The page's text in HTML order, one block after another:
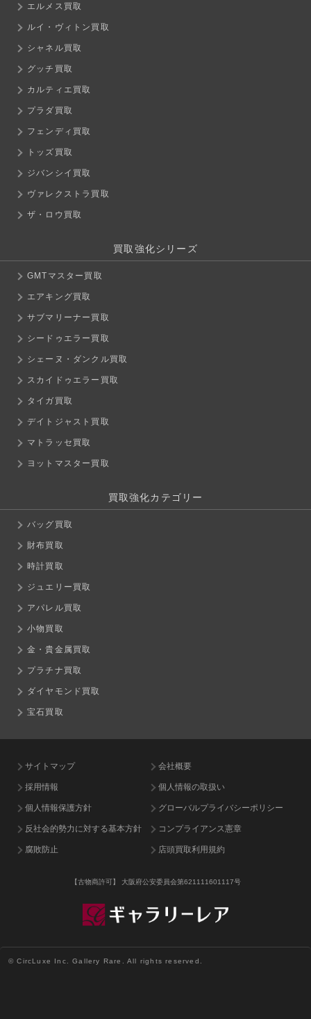
エルメス買取
ルイ・ヴィトン買取
シャネル買取
グッチ買取
カルティエ買取
プラダ買取
フェンディ買取
トッズ買取
ジバンシイ買取
ヴァレクストラ買取
ザ・ロウ買取
買取強化シリーズ
GMTマスター買取
エアキング買取
サブマリーナー買取
シードゥエラー買取
シェーヌ・ダンクル買取
スカイドゥエラー買取
タイガ買取
デイトジャスト買取
マトラッセ買取
ヨットマスター買取
買取強化カテゴリー
バッグ買取
財布買取
時計買取
ジュエリー買取
アパレル買取
小物買取
金・貴金属買取
プラチナ買取
ダイヤモンド買取
宝石買取
サイトマップ 会社概要
採用情報 個人情報の取扱い
個人情報保護方針 グローバルプライバシーポリシー
反社会的勢力に対する基本方針 コンプライアンス憲章
腐敗防止 店頭買取利用規約
【古物商許可】 大阪府公安委員会第621111601117号
© CircLuxe Inc. Gallery Rare. All rights reserved.